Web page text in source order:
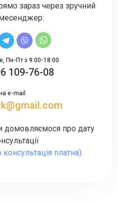
зараз через зручний
Пн-Пт з 9:00-18:00
109-76-08
e-mail
домовляємося про дату
платна).